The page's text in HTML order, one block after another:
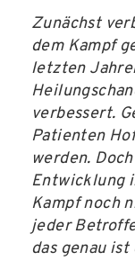
Zunächst
dem Kampf
letzten
verbessert.
Patienten
werden.
Entwicklung
Kampf noch
jeder
das genau